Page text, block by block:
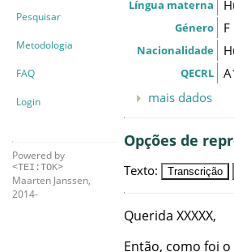
Pesquisar
Metodologia
FAQ
Login
Powered by
<TEI:TOK>
Maarten Janssen,
2014-
Língua materna
Género F
Nacionalidade
QECRL
mais dados
Opções de
Texto: Transcrição
Querida XXXXX,
Então, como foi o